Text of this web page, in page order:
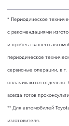
* Периодическое
с рекомендациями
и пробега вашего
периодическое
сервисные операции, в т.
оплачиваются
всегда готов
** Для автомобилей
изготовителя.